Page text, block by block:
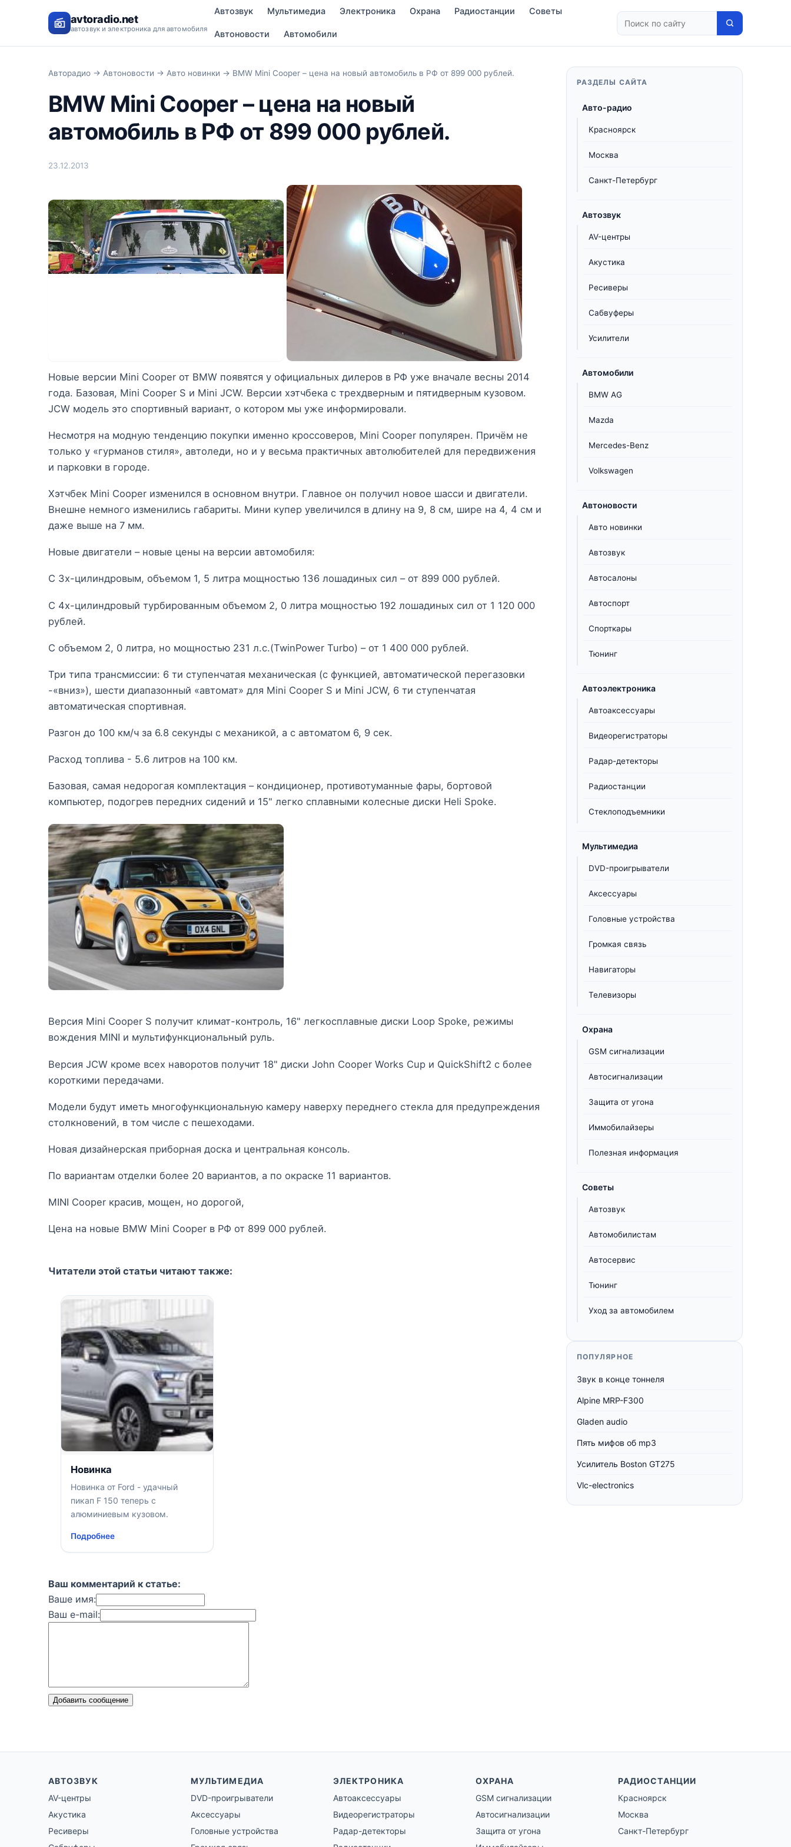
avtoradio.net
автозвук и электроника для автомобиля
Автозвук Мультимедиа Электроника Охрана Радиостанции Советы
Автоновости Автомобили
Авторадио → Автоновости → Авто новинки → BMW Mini Cooper – цена на новый автомобиль в РФ от 899 000 рублей.
BMW Mini Cooper – цена на новый
автомобиль в РФ от 899 000 рублей.
23.12.2013
Новые версии Mini Cooper от BMW появятся у официальных дилеров в РФ уже вначале весны 2014
года. Базовая, Mini Cooper S и Mini JCW. Версии хэтчбека с трехдверным и пятидверным кузовом.
JCW модель это спортивный вариант, о котором мы уже информировали.
Несмотря на модную тенденцию покупки именно кроссоверов, Mini Cooper популярен. Причём не
только у «гурманов стиля», автоледи, но и у весьма практичных автолюбителей для передвижения
и парковки в городе.
Хэтчбек Mini Cooper изменился в основном внутри. Главное он получил новое шасси и двигатели.
Внешне немного изменились габариты. Мини купер увеличился в длину на 9, 8 см, шире на 4, 4 см и
даже выше на 7 мм.
Новые двигатели – новые цены на версии автомобиля:
С 3х-цилиндровым, объемом 1, 5 литра мощностью 136 лошадиных сил – от 899 000 рублей.
С 4х-цилиндровый турбированным объемом 2, 0 литра мощностью 192 лошадиных сил от 1 120 000
рублей.
С объемом 2, 0 литра, но мощностью 231 л.с.(TwinPower Turbo) – от 1 400 000 рублей.
Три типа трансмиссии: 6 ти ступенчатая механическая (с функцией, автоматической перегазовки
-«вниз»), шести диапазонный «автомат» для Mini Cooper S и Mini JCW, 6 ти ступенчатая
автоматическая спортивная.
Разгон до 100 км/ч за 6.8 секунды с механикой, а с автоматом 6, 9 сек.
Расход топлива - 5.6 литров на 100 км.
Базовая, самая недорогая комплектация – кондиционер, противотуманные фары, бортовой
компьютер, подогрев передних сидений и 15" легко сплавными колесные диски Heli Spoke.
Версия Mini Cooper S получит климат-контроль, 16" легкосплавные диски Loop Spoke, режимы
вождения MINI и мультифункциональный руль.
Версия JCW кроме всех наворотов получит 18" диски John Cooper Works Cup и QuickShift2 с более
короткими передачами.
Модели будут иметь многофункциональную камеру наверху переднего стекла для предупреждения
столкновений, в том числе с пешеходами.
Новая дизайнерская приборная доска и центральная консоль.
По вариантам отделки более 20 вариантов, а по окраске 11 вариантов.
MINI Cooper красив, мощен, но дорогой,
Цена на новые BMW Mini Cooper в РФ от 899 000 рублей.
Читатели этой статьи читают также:
Новинка
Новинка от Ford - удачный
пикап F 150 теперь c
алюминиевым кузовом.
Подробнее
Ваш комментарий к статье:
Ваше имя:
Ваш e-mail:
Добавить сообщение
РАЗДЕЛЫ САЙТА
Авто-радио
Красноярск
Москва
Санкт-Петербург
Автозвук
AV-центры
Акустика
Ресиверы
Сабвуферы
Усилители
Автомобили
BMW AG
Mazda
Mercedes-Benz
Volkswagen
Автоновости
Авто новинки
Автозвук
Автосалоны
Автоспорт
Спорткары
Тюнинг
Автоэлектроника
Автоаксессуары
Видеорегистраторы
Радар-детекторы
Радиостанции
Стеклоподъемники
Мультимедиа
DVD-проигрыватели
Аксессуары
Головные устройства
Громкая связь
Навигаторы
Телевизоры
Охрана
GSM сигнализации
Автосигнализации
Защита от угона
Иммобилайзеры
Полезная информация
Советы
Автозвук
Автомобилистам
Автосервис
Тюнинг
Уход за автомобилем
ПОПУЛЯРНОЕ
Звук в конце тоннеля
Alpine MRP-F300
Gladen audio
Пять мифов об mp3
Усилитель Boston GT275
Vlc-electronics
АВТОЗВУК
AV-центры
Акустика
Ресиверы
МУЛЬТИМЕДИА
DVD-проигрыватели
Аксессуары
Головные устройства
ЭЛЕКТРОНИКА
Автоаксессуары
Видеорегистраторы
Радар-детекторы
ОХРАНА
GSM сигнализации
Автосигнализации
Защита от угона
РАДИОСТАНЦИИ
Красноярск
Москва
Санкт-Петербург